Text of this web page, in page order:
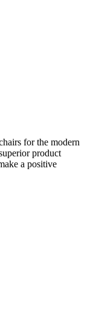
for the modern
product
a positive